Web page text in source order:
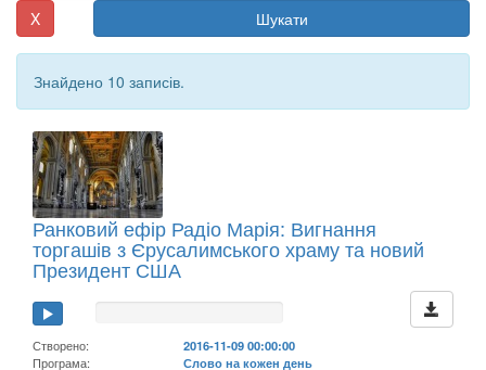
X Шукати
Знайдено 10 записів.
Ранковий ефір Радіо Марія: Вигнання
торгашів з Єрусалимського храму та новий
Президент США
Створено:
2016-11-09 00:00:00
Програма:
Слово на кожен день